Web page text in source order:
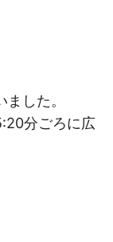
した。
分ごろに広